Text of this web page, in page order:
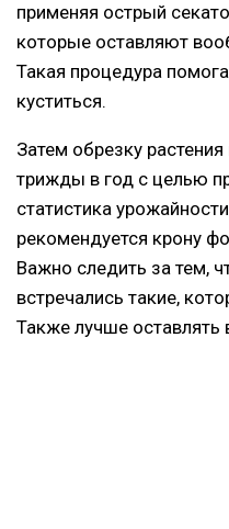
применяя острый
которые оставляют
Такая процедура
куститься.
Затем обрезку
трижды в год с целью
статистика
рекомендуется крону
Важно следить за тем,
встречались такие,
Также лучше оставлять